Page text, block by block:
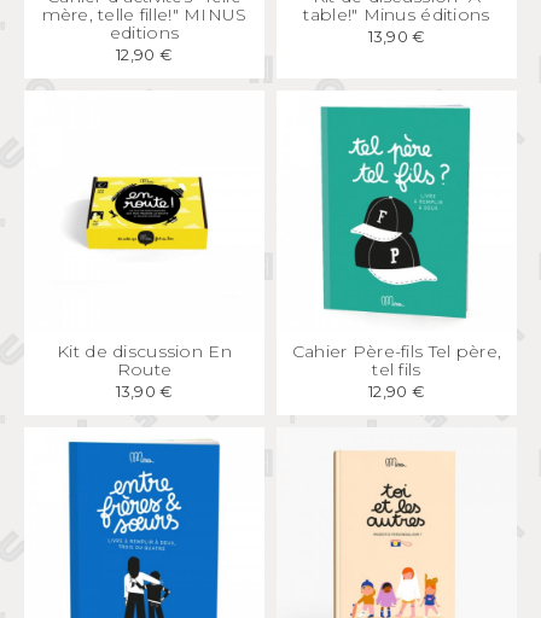
mère, telle fille!" MINUS
editions
12,90 €
table!" Minus éditions
13,90 €
APERÇU RAPIDE
Kit de discussion En
Route
13,90 €
APERÇU RAPIDE
Cahier Père-fils Tel père,
tel fils
12,90 €